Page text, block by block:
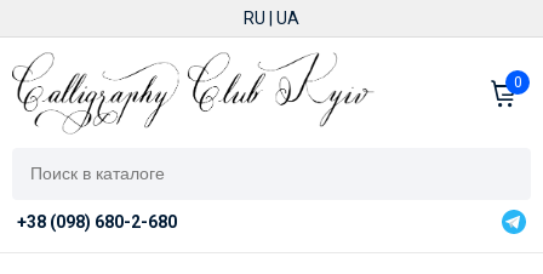
RU UA
0
+38 (098) 680-2-680